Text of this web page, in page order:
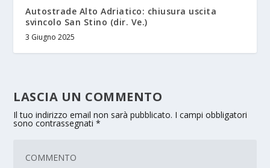
Autostrade Alto Adriatico: chiusura uscita
svincolo San Stino (dir. Ve.)
3 Giugno 2025
LASCIA UN COMMENTO
Il tuo indirizzo email non sarà pubblicato. I campi obbligatori
sono contrassegnati*